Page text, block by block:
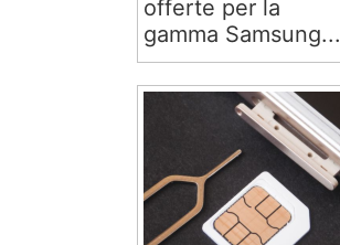
offerte per la
gamma Samsung...